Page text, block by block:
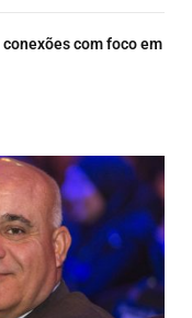
com foco em